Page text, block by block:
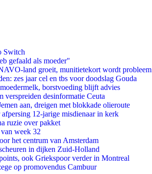
Switch
gefaald als moeder"
land groeit, munitietekort wordt probleem
zes jaar cel en tbs voor doodslag Gouda
borstvoeding blijft advies
desinformatie Ceuta
aan, dreigen met blokkade olieroute
12-jarige misdienaar in kerk
ruzie over pakket
week 32
het centrum van Amsterdam
in dijken Zuid-Holland
ook Griekspoor verder in Montreal
op promovendus Cambuur